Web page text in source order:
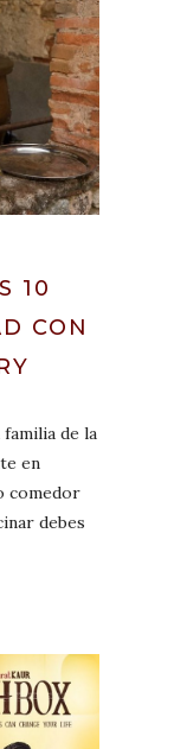
10
CON
de la
en
comedor
debes